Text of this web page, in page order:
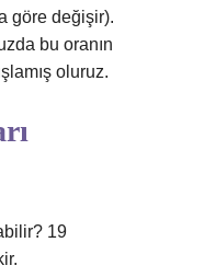
göre değişir).
bu oranın
oluruz.
19